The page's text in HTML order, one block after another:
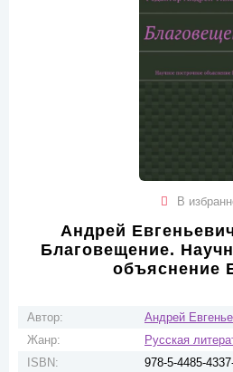
В
Андрей
Благовещение.
объяснение
Автор:
Андрей
Жанр:
Русская
ISBN:
978-5-4485-